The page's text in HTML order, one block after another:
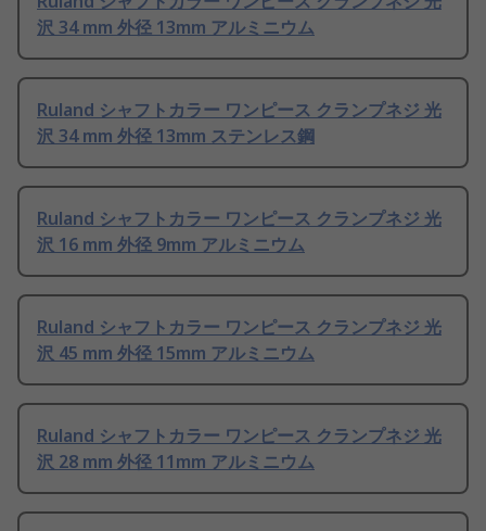
沢 34 mm 外径 13mm アルミニウム
Ruland シャフトカラー ワンピース クランプネジ 光
沢 34 mm 外径 13mm ステンレス鋼
Ruland シャフトカラー ワンピース クランプネジ 光
沢 16 mm 外径 9mm アルミニウム
Ruland シャフトカラー ワンピース クランプネジ 光
沢 45 mm 外径 15mm アルミニウム
Ruland シャフトカラー ワンピース クランプネジ 光
沢 28 mm 外径 11mm アルミニウム